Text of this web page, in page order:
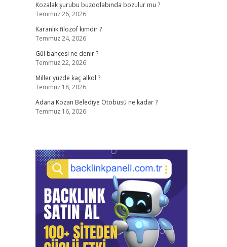
Kozalak şurubu buzdolabında bozulur mu ?
Temmuz 26, 2026
Karanlık filozof kimdir ?
Temmuz 24, 2026
Gül bahçesi ne denir ?
Temmuz 22, 2026
Miller yüzde kaç alkol ?
Temmuz 18, 2026
Adana Kozan Belediye Otobüsü ne kadar ?
Temmuz 16, 2026